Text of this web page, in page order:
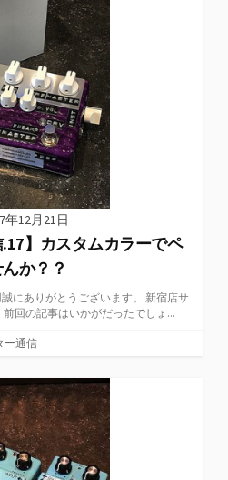
年12月21日
.17】カスタムカラーでペ
か？？
にありがとうございます。 新宿店サ
回の記事はいかがだったでしょ...
ー通信